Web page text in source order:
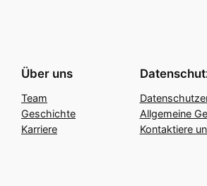
Über uns
Team
Geschichte
Karriere
Allgemeine
Kontaktiere